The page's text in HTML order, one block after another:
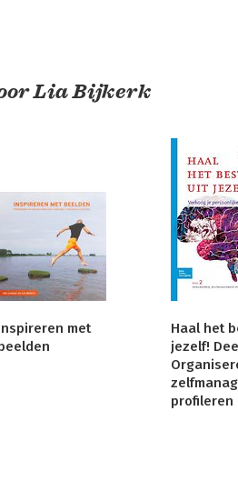
Lia Bijkerk
met
Haal het
jezelf!
profileren